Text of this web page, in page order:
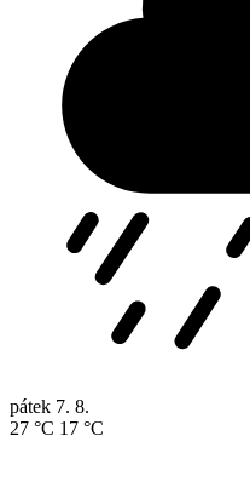
pátek 7. 8.
27 °C 17 °C